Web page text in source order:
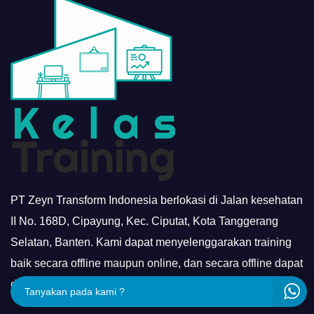
PT Zeyn Transform Indonesia berlokasi di Jalan kesehatan
II No. 168D, Cipayung, Kec. Ciputat, Kota Tanggerang
Selatan, Banten. Kami dapat menyelenggarakan training
baik secara offline maupun online, dan secara offline dapat
diselenggarakan di seluruh Indonesia.
Tanyakan pada kami ?